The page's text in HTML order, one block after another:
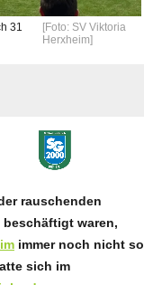
31
[Foto: SV Viktoria
Herxheim]
rauschenden
waren,
immer noch nicht so
sich im